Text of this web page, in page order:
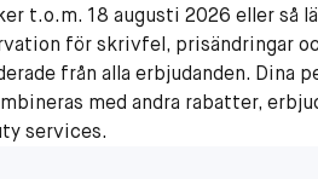
t.o.m. 18 augusti 2026 eller så
för skrivfel, prisändringar
från alla erbjudanden. Dina
med andra rabatter,
services.